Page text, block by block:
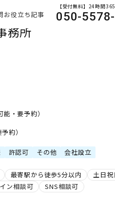
お役立ち記事
【受付無料】24時間
050-
務所
・要予約）
約）
許認可 その他 会社設立
最寄駅から徒歩5分以内
土日
ン相談可 SNS相談可